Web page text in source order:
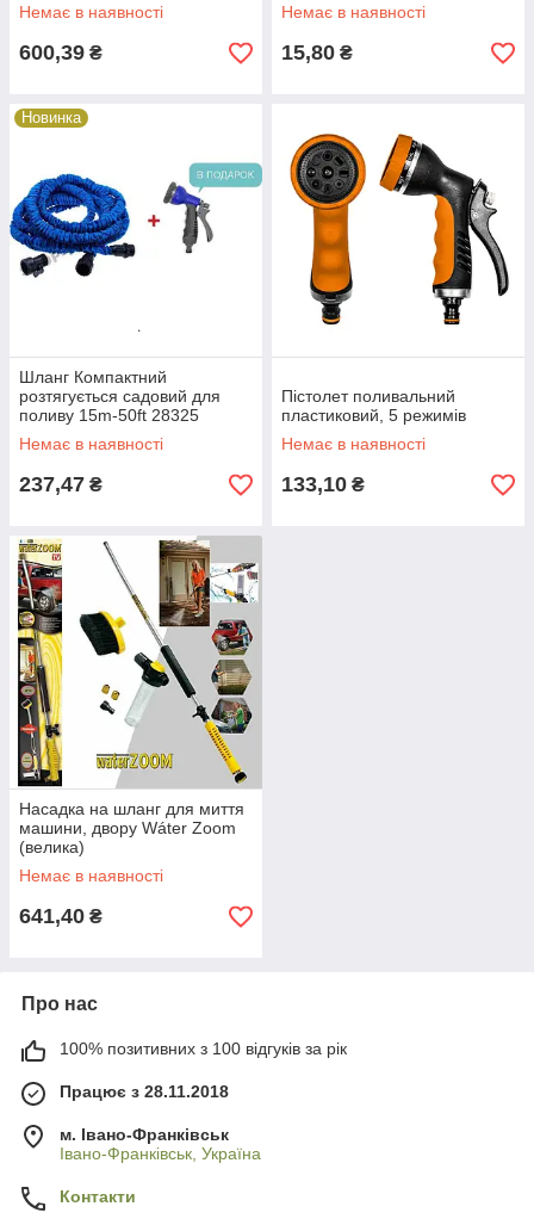
Немає в наявності
600,39 ₴
Немає в наявності
15,80 ₴
Новинка
Шланг Компактний
розтягується садовий для
поливу 15m-50ft 28325
Немає в наявності
237,47 ₴
Пістолет поливальний
пластиковий, 5 режимів
Немає в наявності
133,10 ₴
Насадка на шланг для миття
машини, двору Wáter Zoom
(велика)
Немає в наявності
641,40 ₴
Про нас
100% позитивних з 100 відгуків за рік
Працює з 28.11.2018
м. Івано-Франківськ
Івано-Франківськ, Україна
Контакти